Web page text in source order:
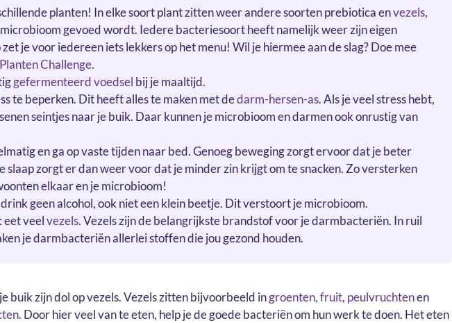
planten! In elke soort plant zitten weer andere soorten prebiotica envezels,
gevoed wordt. Iedere bacteriesoort heeft namelijk weer zijn eigen
je voor iedereen iets lekkers op het menu! Wil je hiermee aan de slag? Doe mee
Challenge.
gefermenteerd voedsel bij je maaltijd.
te beperken. Dit heeft alles te maken met dedarm-hersen-as. Als je veel stress hebt,
seintjes naar je buik. Daar kunnen je microbioom en darmen ook onrustig van
en ga op vaste tijden naar bed. Genoeg beweging zorgt ervoor dat je beter
slaap zorgt er dan weer voor dat je minder zin krijgt om te snacken. Zo versterken
elkaar en je microbioom!
geen alcohol, ook niet een klein beetje. Dit verstoort je microbioom.
eet veelvezels. Vezels zijn de belangrijkste brandstof voor je darmbacteriën. In ruil
je darmbacteriën allerlei stoffen die jou gezond houden.
buik zijn dol op vezels. Vezels zitten bijvoorbeeld ingroenten, fruit, peulvruchtenen
. Door hier veel van te eten, help je de goede bacteriën om hun werk te doen. Het eten